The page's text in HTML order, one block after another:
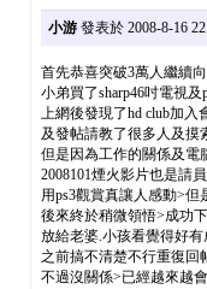
小游發表於 2008-8-16
首先恭喜突破3萬人繼續
小弟買了sharp46吋電視
上網後發現了hd club加
及發帖請教了很多人及摸
但是因為工作的關係及電
2008101煙火影片也是請
用ps3觀賞真讓人感動>
後來終於稍微領悟>成功
放給老婆.小孩看覺得好
之前搞不清楚不行重復回
不過沒關係>已經越來越